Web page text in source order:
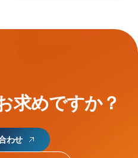
求めですか？
わせ